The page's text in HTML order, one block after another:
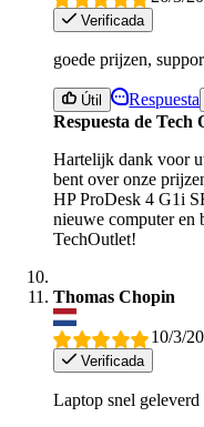
Verificada
goede prijzen,
Útil Respuesta
Respuesta de Tech
Hartelijk dank voor
bent over onze
HP ProDesk 4 G1i
nieuwe computer en
TechOutlet!
Thomas Chopin
10/3/
Verificada
Laptop snel geleverd